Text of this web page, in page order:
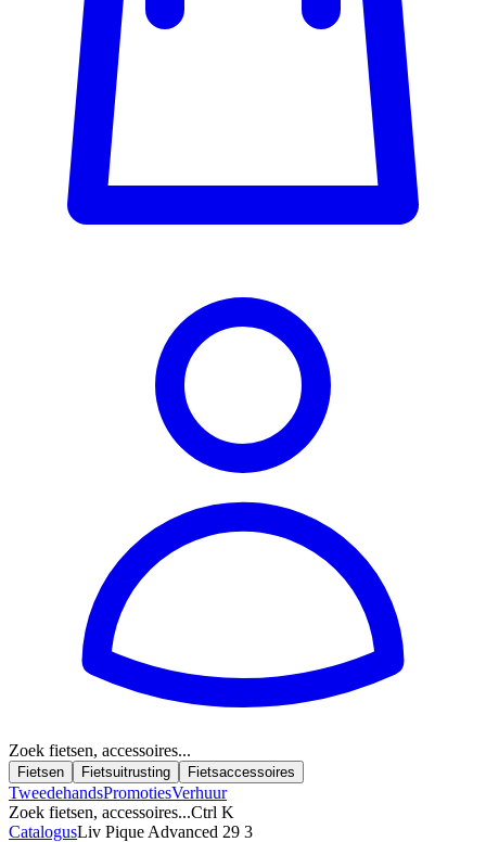
Zoek fietsen, accessoires...
Fietsen Fietsuitrusting Fietsaccessoires
TweedehandsPromotiesVerhuur
Zoek fietsen, accessoires...Ctrl K
CatalogusLiv Pique Advanced 29 3